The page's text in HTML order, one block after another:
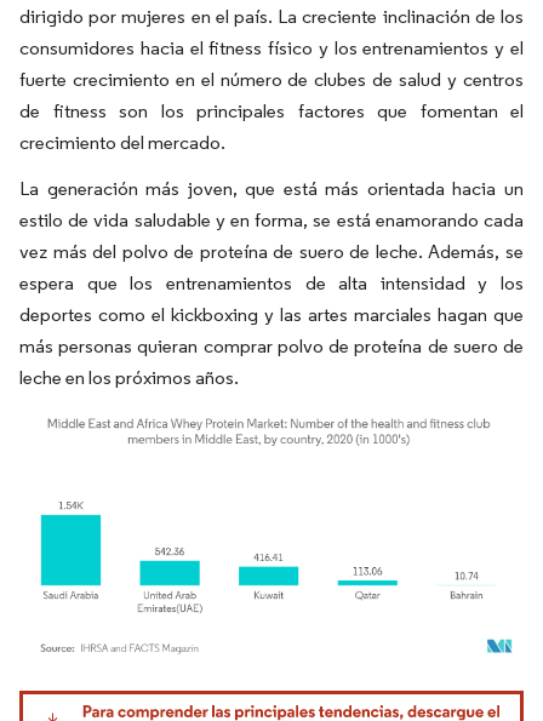
dirigido por mujeres en el país. La creciente inclinación de los
consumidores hacia el fitness físico y los entrenamientos y el
fuerte crecimiento en el número de clubes de salud y centros
de fitness son los principales factores que fomentan el
crecimiento del mercado.
La generación más joven, que está más orientada hacia un
estilo de vida saludable y en forma, se está enamorando cada
vez más del polvo de proteína de suero de leche. Además, se
espera que los entrenamientos de alta intensidad y los
deportes como el kickboxing y las artes marciales hagan que
más personas quieran comprar polvo de proteína de suero de
leche en los próximos años.
Imagen © Mordor Intelligence. El uso requiere atribución según CC BY 4.0.